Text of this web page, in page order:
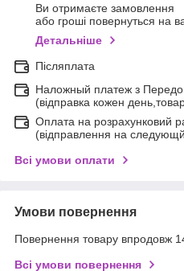
Ви отримаєте замовлення
або гроші повернуться на
Детальніше
Післяплата
Наложный платеж з
(відправка кожен
Оплата на розрахунковий
(відправлення на
Всі умови оплати
Умови повернення
Повернення товару впродовж
Всі умови повернення